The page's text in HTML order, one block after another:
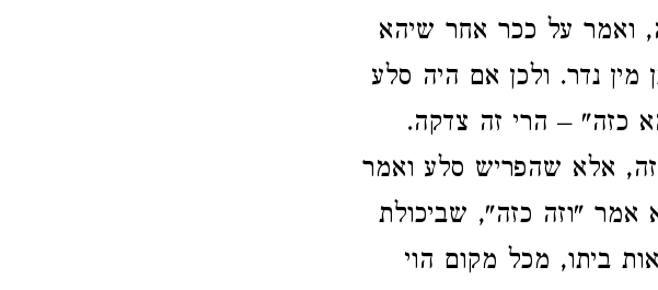
ואמר על ככר אחר שיהא
נדר. ולכן אם היה סלע
כזה" – הרי זה צדקה.
אלא שהפריש סלע ואמר
אמר "וזה כזה", שביכולת
ביתו, מכל מקום הוי